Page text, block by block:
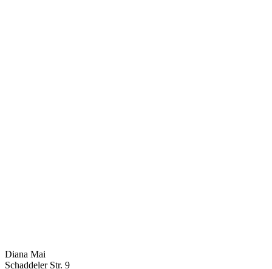
Diana Mai
Schaddeler Str. 9